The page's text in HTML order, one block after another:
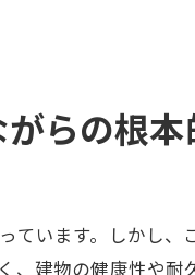
らの根
ています。しかし
建物の健康性や